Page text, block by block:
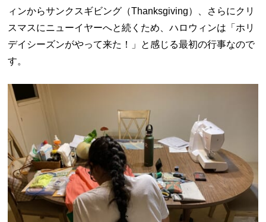
ィンからサンクスギビング（Thanksgiving）、さらにクリ
スマスにニューイヤーへと続くため、ハロウィンは「ホリ
デイシーズンがやって来た！」と感じる最初の行事なので
す。